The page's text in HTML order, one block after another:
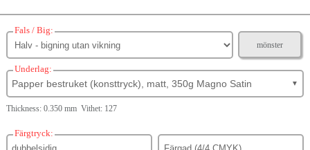
Fals / Big:
mönster
Underlag:
Papper bestruket (konsttryck), matt, 350g Magno Satin ▼
Thickness: 0.350 mm Vithet: 127
Färgtryck: